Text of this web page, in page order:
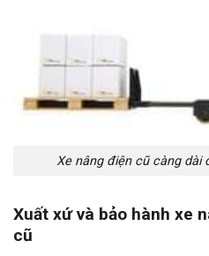
Xe nâng điện cũ càng dài
Xuất xứ và bảo hành xe
cũ